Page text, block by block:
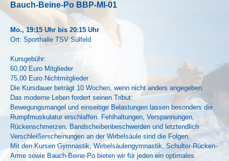
Bauch-Beine-Po BBP-MI-01
Mo., 19:15 Uhr bis 20:15 Uhr
Ort: Sporthalle TSV Sülfeld
Kursgebühr:
60,00 Euro Mitglieder
75,00 Euro Nichtmitglieder
Die Kursdauer beträgt 10 Wochen, wenn nicht anders angegeben.
Das moderne Leben fordert seinen Tribut:
Bewegungsmangel und einseitige Belastungen lassen besonders die
Rumpfmuskulatur erschlaffen. Fehlhaltungen, Verspannungen,
Rückenschmerzen, Bandscheibenbeschwerden und letztendlich
Verschleißerscheinungen an der Wirbelsäule sind die Folgen.
Mit den Kursen Gymnastik, Wirbelsäulengymnastik, Schulter-Rücken-
Arme sowie Bauch-Beine-Po bieten wir für jeden ein optimales